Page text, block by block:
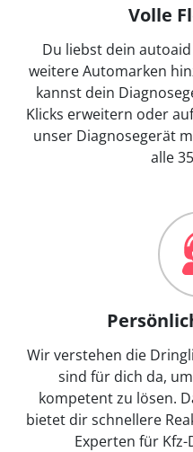
Volle
Du liebst dein
weitere Automarken
kannst dein
Klicks erweitern oder
unser Diagnosegerät
alle
Wir verstehen die
sind für dich da,
kompetent zu lösen.
bietet dir schnellere
Experten für Kfz-